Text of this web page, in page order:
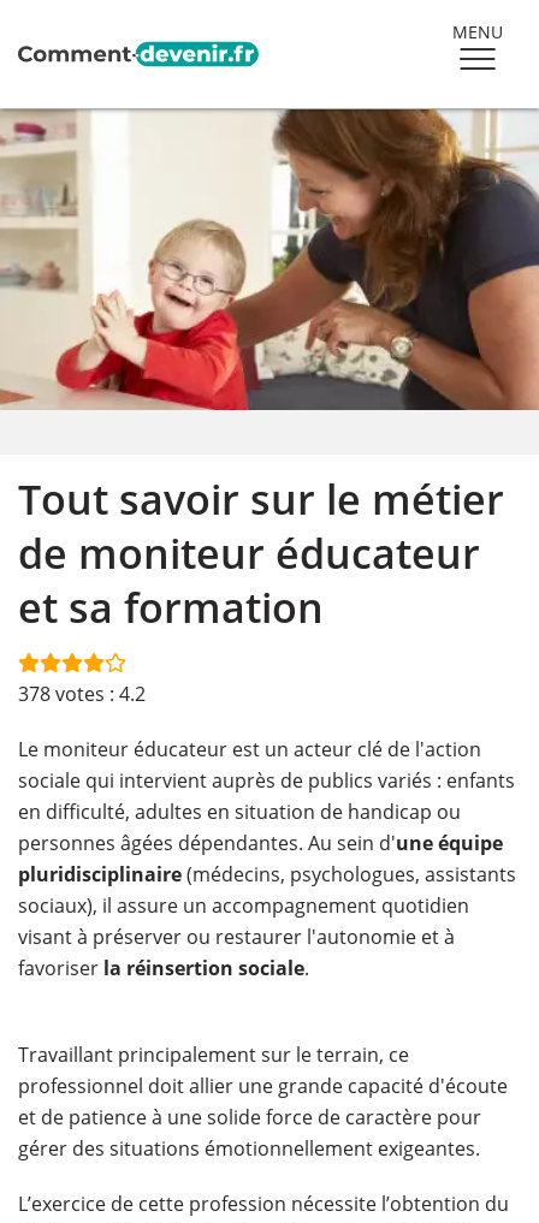
MENU
Tout savoir sur le métier
de moniteur éducateur
et sa formation
378votes : 4.2
Le moniteur éducateur est un acteur clé de l'action
sociale qui intervient auprès de publics variés : enfants
en difficulté, adultes en situation de handicap ou
personnes âgées dépendantes. Au sein d'une équipe
pluridisciplinaire(médecins, psychologues, assistants
sociaux), il assure un accompagnement quotidien
visant à préserver ou restaurer l'autonomie et à
favoriser la réinsertion sociale.
Travaillant principalement sur le terrain, ce
professionnel doit allier une grande capacité d'écoute
et de patience à une solide force de caractère pour
gérer des situations émotionnellement exigeantes.
L’exercice de cette profession nécessite l’obtention du